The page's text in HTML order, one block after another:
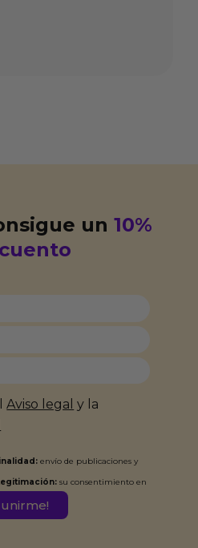
un10%
Aviso legal y la
envío de publicaciones y
su consentimiento en
Roig Muñoz. Podrás ejercer tus